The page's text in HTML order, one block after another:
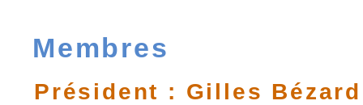
Membres
Président : Gilles Bézard